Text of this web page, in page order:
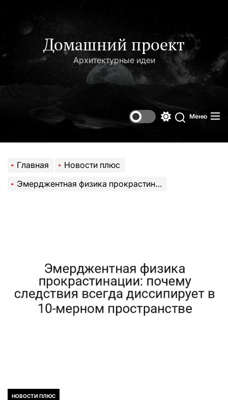
содержимому
Домашний проект
Архитектурные идеи
Поиск
Меню
Главная
Новости плюс
Эмерджентная физика прокрастинации: почему следствия всегда диссипирует в 10-мерном пространстве
НОВОСТИ ПЛЮС